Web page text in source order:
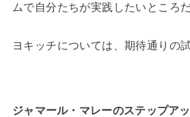
ムで自分たちが実践したいところ
ヨキッチについては、期待通りの
ジャマール・マレーのステップア